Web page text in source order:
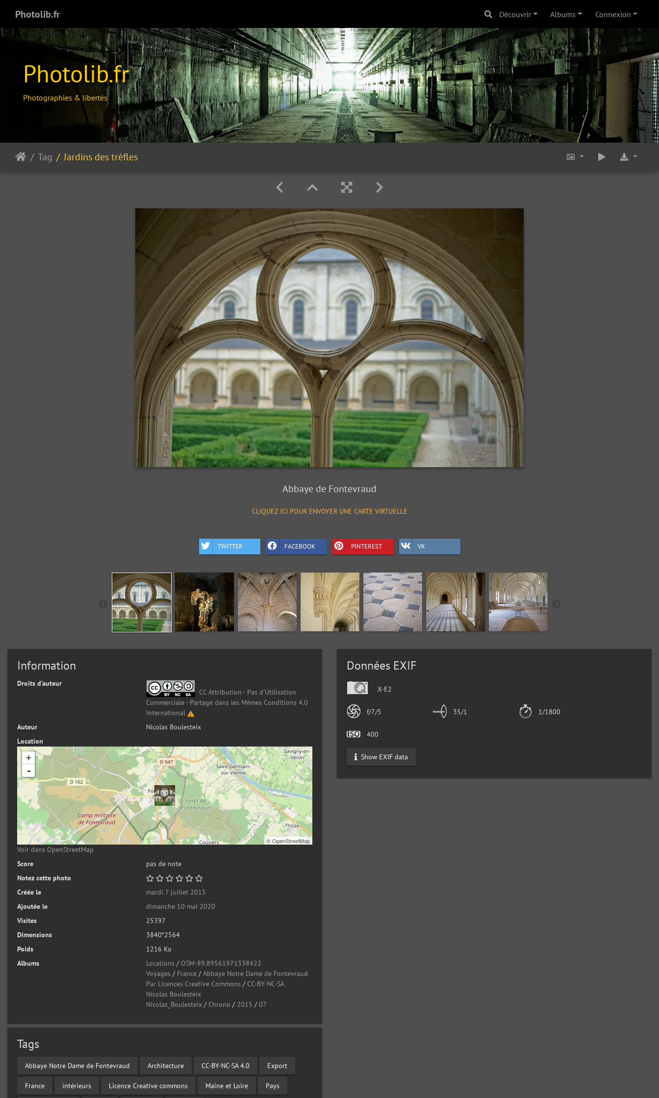
Photolib.fr Découvrir Albums Connexion
Photolib.fr
Photographies & libertés
Tag Jardins des trèfles
Abbaye de Fontevraud
CLIQUEZ ICI POUR ENVOYER UNE CARTE VIRTUELLE
TWITTER FACEBOOK PINTEREST VK
Information
Droits d’auteur
CC Attribution - Pas d’Utilisation
Commerciale - Partage dans les Mêmes Conditions 4.0
International
Auteur
Nicolas Boulesteix
Location
+
-
©OpenStreetMap
Voir dans OpenStreetMap
Score
pas de note
Notez cette photo
Créée le
mardi 7 juillet 2015
Ajoutée le
dimanche 10 mai 2020
Visites
25397
Dimensions
3840*2564
Poids
1216 Ko
Albums
Locations / OSM-89.89561971338422
Voyages / France /Abbaye Notre Dame de Fontevraud
Par Licences Creative Commons / CC-BY-NC-SA
Nicolas Boulesteix
Nicolas_Boulesteix / Chrono / 2015 /07
Tags
Abbaye Notre Dame de Fontevraud Architecture CC-BY-NC-SA 4.0 Export
France intérieurs Licence Creative commons Maine et Loire Pays
Données EXIF
X-E2
f/7/5 35/1 1/1800
400
Show EXIF data